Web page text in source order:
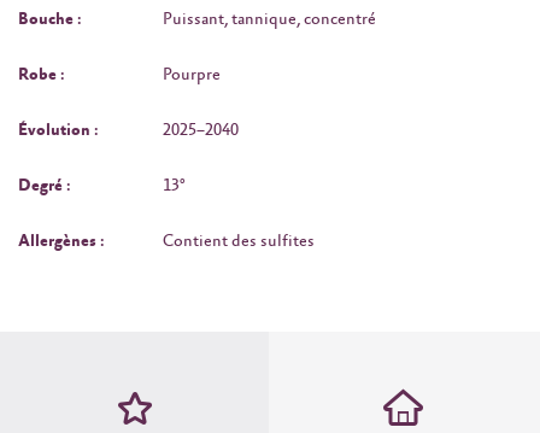
Bouche : Puissant, tannique, concentré
Robe : Pourpre
Évolution : 2025–2040
Degré : 13°
Allergènes : Contient des sulfites